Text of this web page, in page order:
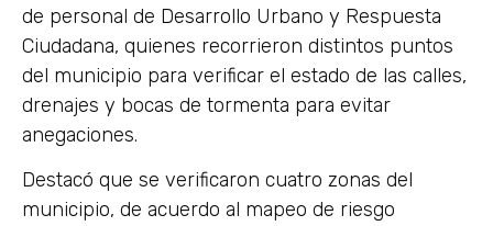
de personal de Desarrollo Urbano y Respuesta
Ciudadana, quienes recorrieron distintos puntos
del municipio para verificar el estado de las calles,
drenajes y bocas de tormenta para evitar
anegaciones.
Destacó que se verificaron cuatro zonas del
municipio, de acuerdo al mapeo de riesgo